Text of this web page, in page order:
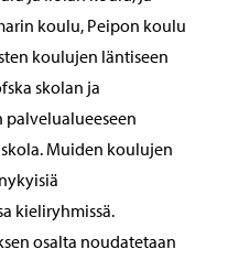
koulu, Peipon koulu
koulujen läntiseen
skolan ja
palvelualueeseen
Muiden koulujen
kieliryhmissä.
osalta noudatetaan